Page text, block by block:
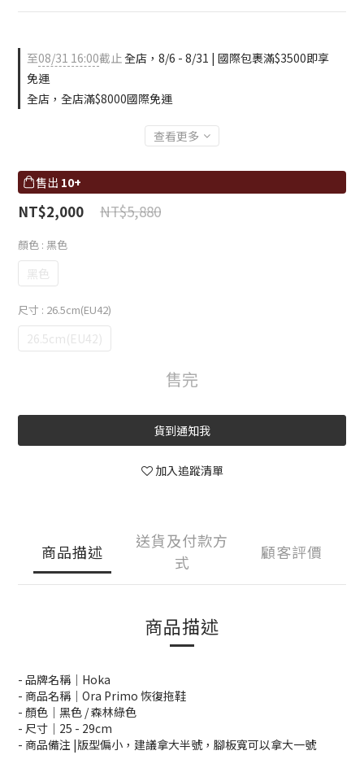
至08/31 16:00截止全店，8/6 - 8/31 | 國際包裹滿$3500即享
免運
全店，全店滿$8000國際免運
查看更多
售出 10+
NT$5,880
NT$2,000
顏色 : 黑色
黑色
尺寸 : 26.5cm(EU42)
26.5cm(EU42)
售完
貨到通知我
加入追蹤清單
商品描述
送貨及付款方
式
顧客評價
商品描述
- 品牌名稱｜Hoka
- 商品名稱｜Ora Primo 恢復拖鞋
- 顏色｜黑色 / 森林綠色
- 尺寸｜25 - 29cm
- 商品備注 |版型偏小，建議拿大半號，腳板寬可以拿大一號